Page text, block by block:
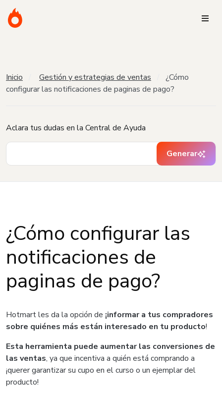
Inicio Gestión y estrategias de ventas
¿Cómo
configurar las notificaciones de paginas de pago?
Aclara tus dudas en la Central de Ayuda
Generar
¿Cómo configurar las
notificaciones de
paginas de pago?
Hotmart les da la opción de ¡informar a tus compradores
sobre quiénes más están interesado en tu producto!
Esta herramienta puede aumentar las conversiones de
las ventas, ya que incentiva a quién está comprando a
¡querer garantizar su cupo en el curso o un ejemplar del
producto!